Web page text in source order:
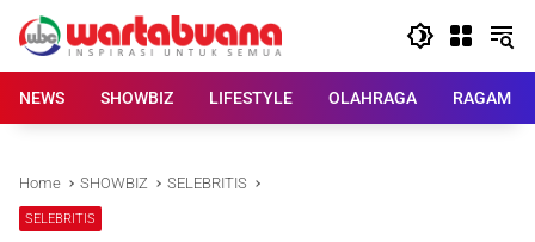
content
NEWS
SHOWBIZ LIFESTYLE OLAHRAGA RAGAM
Home SHOWBIZ SELEBRITIS
SELEBRITIS